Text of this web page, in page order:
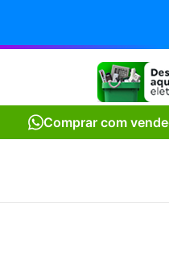
Comprar com